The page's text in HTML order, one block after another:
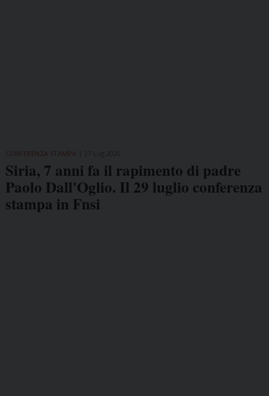
CONFERENZA STAMPA
Siria, 7 anni fa il rapimento di padre
Paolo Dall'Oglio. Il 29 luglio conferenza
stampa in Fnsi